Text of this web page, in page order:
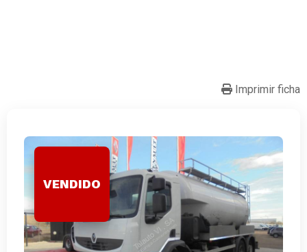
Imprimir ficha
VENDIDO